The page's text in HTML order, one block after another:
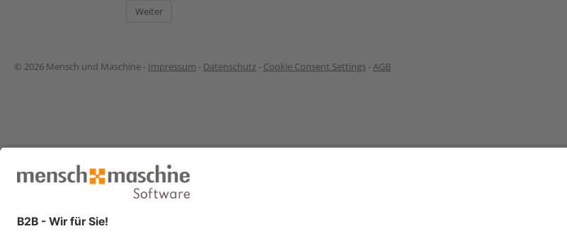
© 2026 Mensch und Maschine - Impressum - Datenschutz- Cookie Consent Settings-AGB